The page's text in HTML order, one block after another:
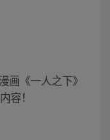
画《一人之下》
容！